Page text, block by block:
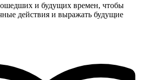
и будущих времен, чтобы
действия и выражать будущие